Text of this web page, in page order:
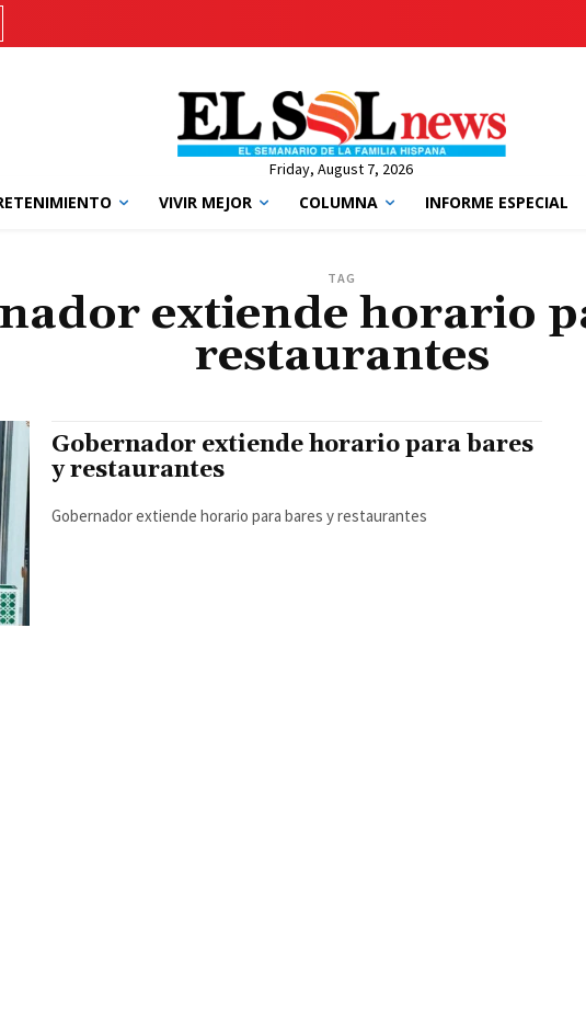
Friday, August 7, 2026
VIVIR MEJOR COLUMNA INFORME ESPECIAL
TAG
extiende horario
restaurantes
Gobernador extiende horario para bares
y restaurantes
Gobernador extiende horario para bares y restaurantes